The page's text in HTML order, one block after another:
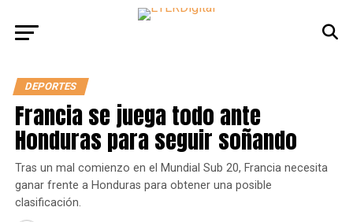
DEPORTES
Francia se juega todo ante
Honduras para seguir soñando
Tras un mal comienzo en el Mundial Sub 20, Francia necesita
ganar frente a Honduras para obtener una posible
clasificación.